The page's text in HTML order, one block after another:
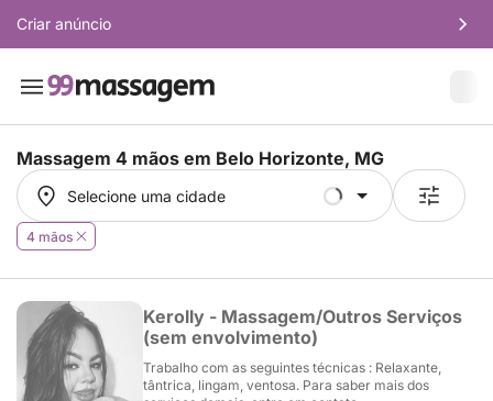
Criar anúncio
Massagem 4 mãos em Belo Horizonte, MG
Selecione uma cidade
Selecione uma cidade
4 mãos
Kerolly - Massagem/Outros Serviços
(sem envolvimento)
Trabalho com as seguintes técnicas : Relaxante,
tântrica, lingam, ventosa. Para saber mais dos